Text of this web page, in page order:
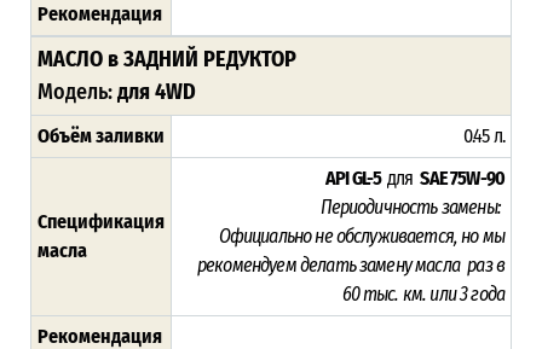
Рекомендация
МАСЛО в ЗАДНИЙ РЕДУКТОР
Модель:для 4WD
Объём заливки 0.45 л.
Спецификация
масла
API GL-5 дляSAE 75W-90
Периодичность замены:
Официально не обслуживается, но мы
рекомендуем делать замену масла раз в
60 тыс. км. или 3 года
Рекомендация